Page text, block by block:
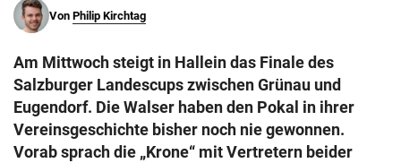
Von Philip Kirchtag
Am Mittwoch steigt in Hallein das Finale des
Salzburger Landescups zwischen Grünau und
Eugendorf. Die Walser haben den Pokal in ihrer
Vereinsgeschichte bisher noch nie gewonnen.
Vorab sprach die „Krone“ mit Vertretern beider